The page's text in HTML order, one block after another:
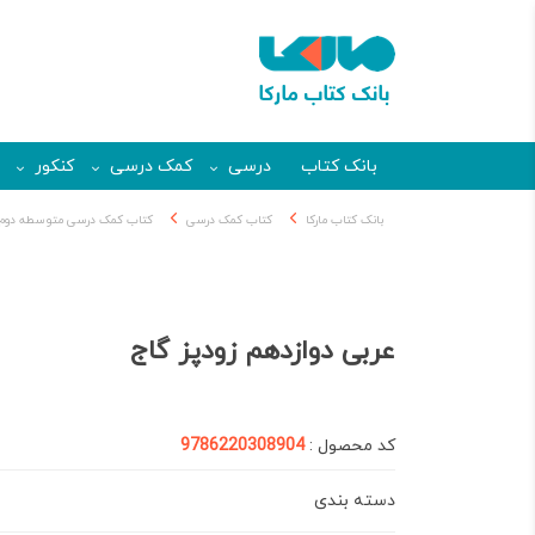
بانک کتاب درسی کمک درسی کنکور
بانک کتاب مارکا کتاب کمک درسی کتاب کمک درسی متوسطه دوم
عربی دوازدهم زودپز گاج
کد محصول :9786220308904
دسته بندی